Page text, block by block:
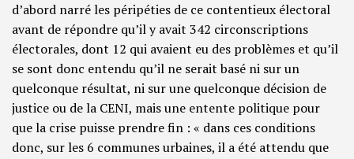
d’abord narré les péripéties de ce contentieux électoral
avant de répondre qu’il y avait 342 circonscriptions
électorales, dont 12 qui avaient eu des problèmes et qu’il
se sont donc entendu qu’il ne serait basé ni sur un
quelconque résultat, ni sur une quelconque décision de
justice ou de la CENI, mais une entente politique pour
que la crise puisse prendre fin : « dans ces conditions
donc, sur les 6 communes urbaines, il a été attendu que